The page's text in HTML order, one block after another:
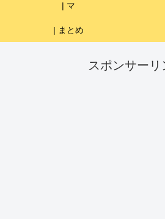
| マ
| まとめ
スポンサーリ